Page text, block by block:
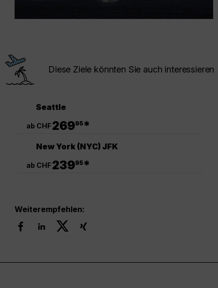
Diese Ziele könnten Sie auch interessieren
Seattle
ab CHF26995*
New York (NYC) JFK
ab CHF23995*
Weiterempfehlen: